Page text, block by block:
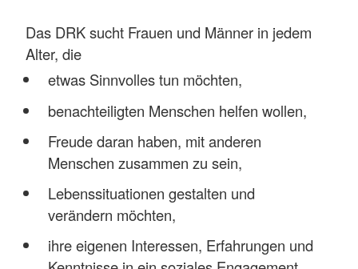
Das DRK sucht Frauen und Männer in jedem
Alter, die
etwas Sinnvolles tun möchten,
benachteiligten Menschen helfen wollen,
Freude daran haben, mit anderen
Menschen zusammen zu sein,
Lebenssituationen gestalten und
verändern möchten,
ihre eigenen Interessen, Erfahrungen und